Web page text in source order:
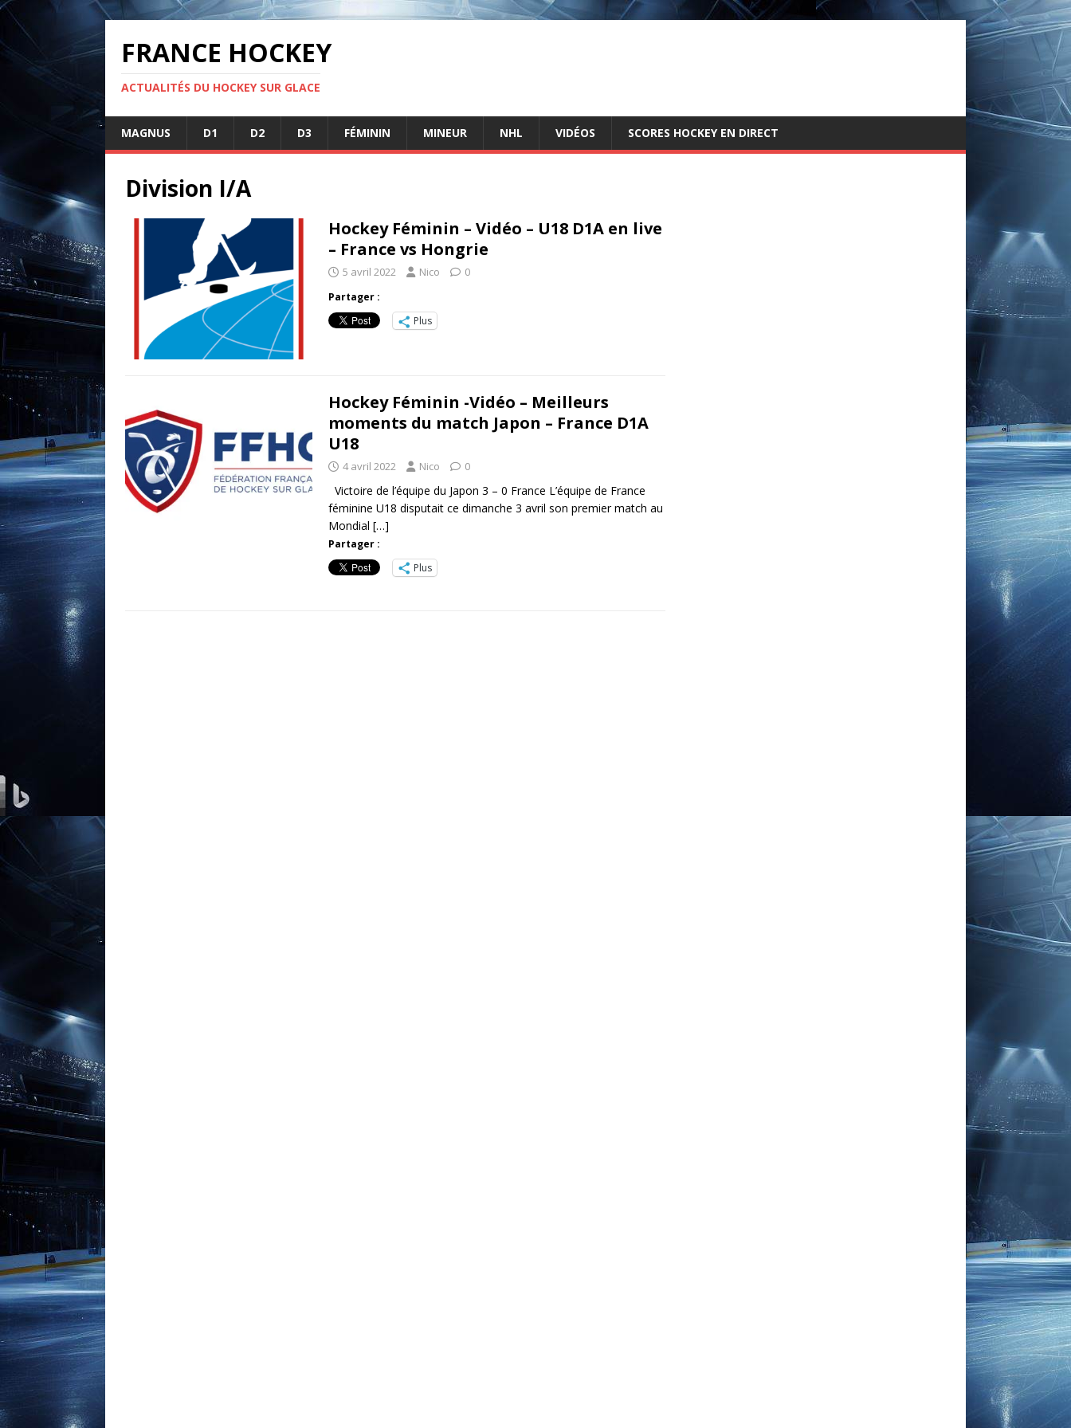
FRANCE HOCKEY
ACTUALITÉS DU HOCKEY SUR GLACE
MAGNUS D1 D2 D3 FÉMININ MINEUR NHL VIDÉOS SCORES HOCKEY EN DIRECT
Division I/A
Hockey Féminin – Vidéo – U18 D1A en live
– France vs Hongrie
5 avril 2022 Nico 0
Partager :
Plus
Hockey Féminin -Vidéo – Meilleurs
moments du match Japon – France D1A
U18
4 avril 2022 Nico 0
Victoire de l’équipe du Japon 3 – 0 France L’équipe de France
féminine U18 disputait ce dimanche 3 avril son premier match au
Mondial […]
Partager :
Plus